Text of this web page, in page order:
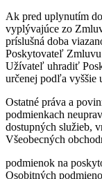
Ak pred uplynutím
vyplývajúce zo
príslušná doba
Poskytovateľ
Užívateľ uhradiť
určenej podľa vyššie
Ostatné práva a
podmienkach
dostupných služieb,
Všeobecných
podmienok na
Osobitných